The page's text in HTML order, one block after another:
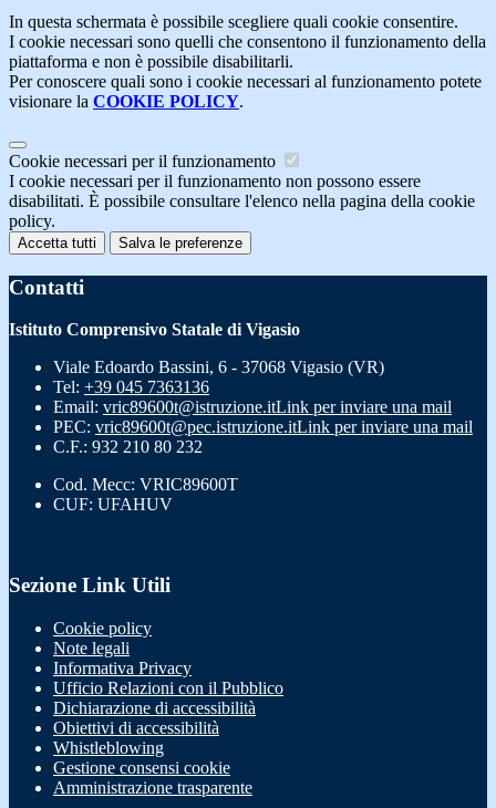
In questa schermata è possibile scegliere quali cookie consentire.
I cookie necessari sono quelli che consentono il funzionamento della
piattaforma e non è possibile disabilitarli.
Per conoscere quali sono i cookie necessari al funzionamento potete
visionare la COOKIE POLICY.
Cookie necessari per il funzionamento
I cookie necessari per il funzionamento non possono essere
disabilitati. È possibile consultare l'elenco nella pagina della cookie
policy.
Accetta tutti Salva le preferenze
Contatti
Istituto Comprensivo Statale di Vigasio
Viale Edoardo Bassini, 6 - 37068 Vigasio (VR)
Tel: +39 045 7363136
Email: vric89600t@istruzione.itLink per inviare una mail
PEC: vric89600t@pec.istruzione.itLink per inviare una mail
C.F.: 932 210 80 232
Cod. Mecc: VRIC89600T
CUF: UFAHUV
Sezione Link Utili
Cookie policy
Note legali
Informativa Privacy
Ufficio Relazioni con il Pubblico
Dichiarazione di accessibilità
Obiettivi di accessibilità
Whistleblowing
Gestione consensi cookie
Amministrazione trasparente